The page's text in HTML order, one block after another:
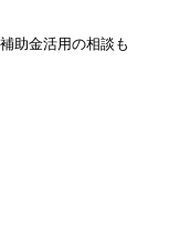
助金活用の相談も